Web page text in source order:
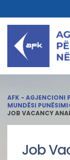
AFK - AGJENCIONI
MUNDËSI PUNËSIMI
JOB VACANCY
Job